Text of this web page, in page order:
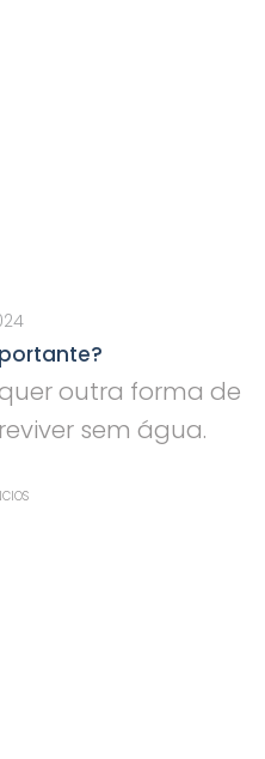
outra forma de
sem água.